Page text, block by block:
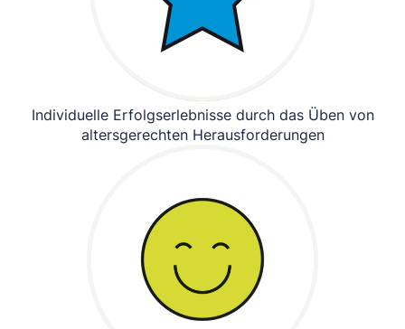
Individuelle Erfolgserlebnisse durch das Üben von
altersgerechten Herausforderungen